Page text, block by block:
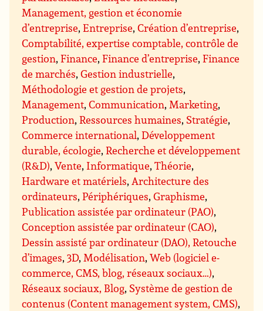
Management, gestion et économie
d’entreprise,Entreprise,Création d’entreprise,
Comptabilité, expertise comptable, contrôle de
gestion,Finance,Finance d’entreprise,Finance
de marchés,Gestion industrielle,
Méthodologie et gestion de projets,
Management,Communication, Marketing,
Production,Ressources humaines, Stratégie,
Commerce international,Développement
durable, écologie,Recherche et développement
(R&D),Vente, Informatique,Théorie,
Hardware et matériels, Architecture des
ordinateurs,Périphériques,Graphisme,
Publication assistée par ordinateur (PAO),
Conception assistée par ordinateur (CAO),
Dessin assisté par ordinateur (DAO), Retouche
d’images,3D, Modélisation,Web (logiciel e-
commerce, CMS, blog, réseaux sociaux…),
Réseaux sociaux, Blog, Système de gestion de
contenus (Content management system, CMS),